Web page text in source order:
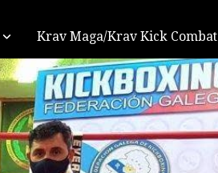
Krav Maga/Krav Kick Combat